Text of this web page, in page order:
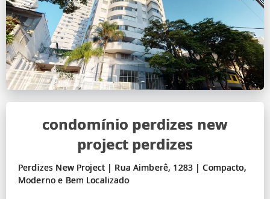
condomínio perdizes new
project perdizes
Perdizes New Project | Rua Aimberê, 1283 | Compacto,
Moderno e Bem Localizado